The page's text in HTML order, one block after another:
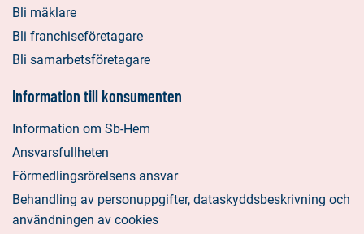
Bli mäklare
Bli franchiseföretagare
Bli samarbetsföretagare
Information till konsumenten
Information om Sb-Hem
Ansvarsfullheten
Förmedlingsrörelsens ansvar
Behandling av personuppgifter, dataskyddsbeskrivning och
användningen av cookies